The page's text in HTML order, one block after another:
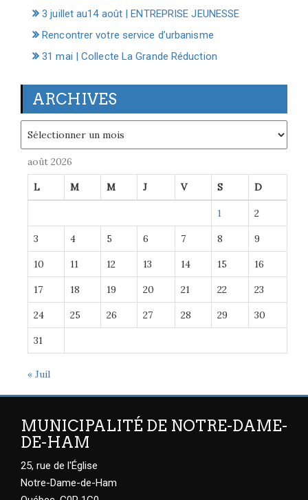
3 juillet au14 août | ENTREPRISE JEUNESSE
Rencontrer votre service d’urbanisme
31 mai | Collecte La Grande Réduction
ARCHIVES
août 2026
L M M J V S D
1 2
3 4 5 6 7 8 9
10 11 12 13 14 15 16
17 18 19 20 21 22 23
24 25 26 27 28 29 30
31
« Juil
MUNICIPALITÉ DE NOTRE-DAME-
DE-HAM
25, rue de l'Église
Notre-Dame-de-Ham